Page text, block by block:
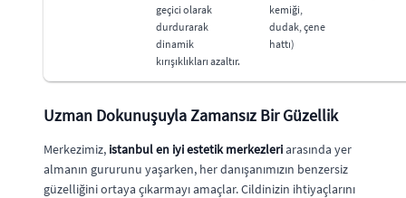
geçici olarak
durdurarak
dinamik
kırışıklıkları azaltır.
kemiği,
dudak, çene
hattı)
Uzman Dokunuşuyla Zamansız Bir Güzellik
Merkezimiz, istanbul en iyi estetik merkezleriarasında yer
almanın gururunu yaşarken, her danışanımızın benzersiz
güzelliğini ortaya çıkarmayı amaçlar. Cildinizin ihtiyaçlarını